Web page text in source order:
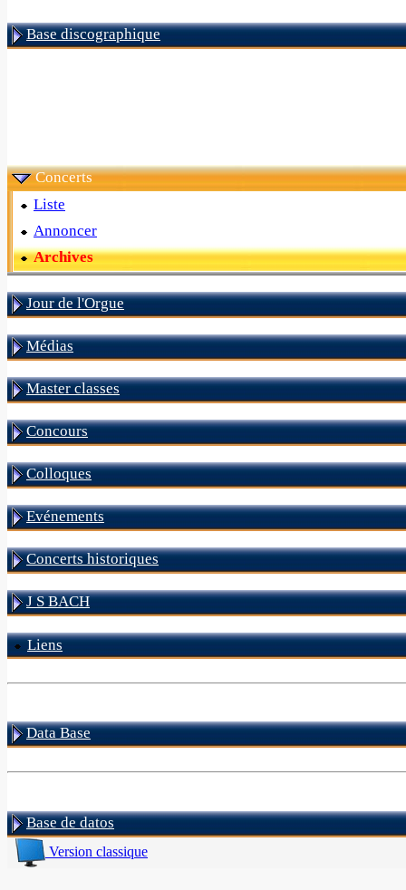
Base discographique
Concerts
Liste
Annoncer
Archives
Jour de l'Orgue
Médias
Master classes
Concours
Colloques
Evénements
Concerts historiques
J S BACH
Liens
Data Base
Base de datos
Version classique